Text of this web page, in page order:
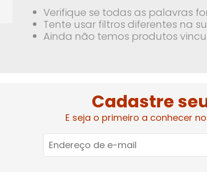
Verifique se todas as palavras
Tente usar filtros diferentes na
Ainda não temos produtos
Cadastre
E seja o primeiro a conhecer